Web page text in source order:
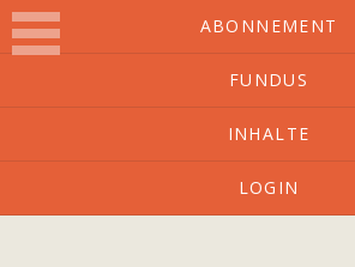
ABONNEMENT
FUNDUS
INHALTE
LOGIN
O-Ton
Kulturmagazin mit Charakter